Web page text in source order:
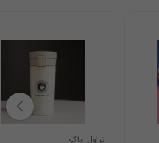
تراول ماگ